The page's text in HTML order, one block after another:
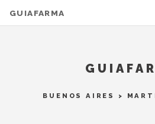
GUIAFARMA
BUENOS AIRES >